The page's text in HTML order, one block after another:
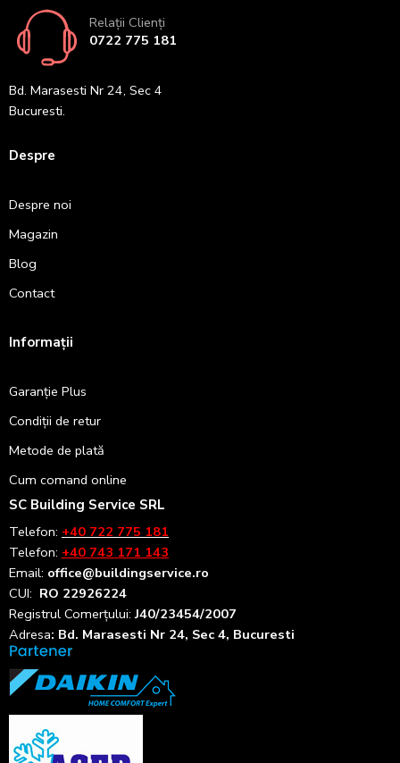
Relații Clienți
0722 775 181
Bd. Marasesti Nr 24, Sec 4
Bucuresti.
Despre
Despre noi
Magazin
Blog
Contact
Informații
Garanție Plus
Condiții de retur
Metode de plată
Cum comand online
SC Building Service SRL
Telefon: +40 722 775 181
Telefon: +40 743 171 143
Email: office@buildingservice.ro
CUI: RO 22926224
Registrul Comerțului:J40/23454/2007
Adresa: Bd. Marasesti Nr 24, Sec 4, Bucuresti